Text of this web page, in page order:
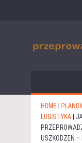
HOME
LOGISTYKA
USZKODZEŃ –